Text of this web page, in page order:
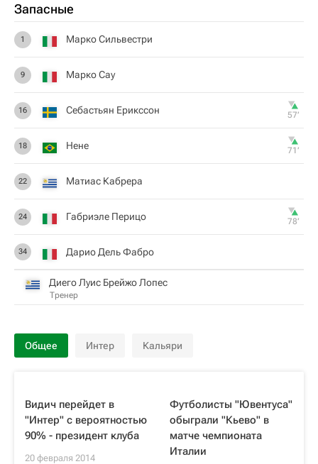
Запасные
1 Марко Сильвестри
9 Марко Сау
16 Себастьян Ерикссон 57‎’‎
18 Нене 71‎’‎
22 Матиас Кабрера
24 Габриэле Перицо 78‎’‎
34 Дарио Дель Фабро
Диего Луис Брейжо Лопес
Тренер
Общее Интер Кальяри
Видич перейдет в
"Интер" с вероятностью
90% - президент клуба
20 февраля 2014
Футболисты "Ювентуса"
обыграли "Кьево" в
матче чемпионата
Италии